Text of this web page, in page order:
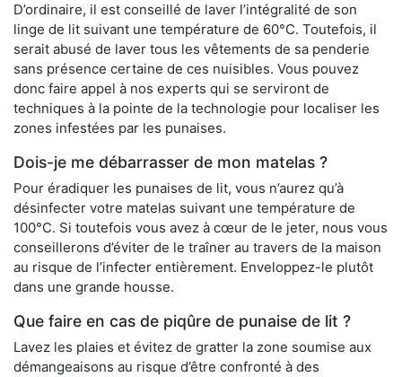
D’ordinaire, il est conseillé de laver l’intégralité de son
linge de lit suivant une température de 60°C. Toutefois, il
serait abusé de laver tous les vêtements de sa penderie
sans présence certaine de ces nuisibles. Vous pouvez
donc faire appel à nos experts qui se serviront de
techniques à la pointe de la technologie pour localiser les
zones infestées par les punaises.
Dois-je me débarrasser de mon matelas ?
Pour éradiquer les punaises de lit, vous n’aurez qu’à
désinfecter votre matelas suivant une température de
100°C. Si toutefois vous avez à cœur de le jeter, nous vous
conseillerons d’éviter de le traîner au travers de la maison
au risque de l’infecter entièrement. Enveloppez-le plutôt
dans une grande housse.
Que faire en cas de piqûre de punaise de lit ?
Lavez les plaies et évitez de gratter la zone soumise aux
démangeaisons au risque d’être confronté à des